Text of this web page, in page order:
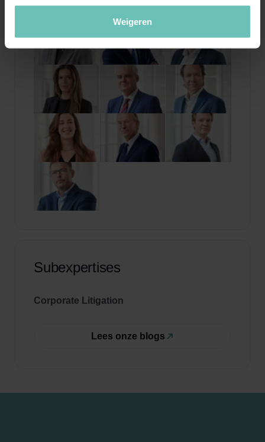
Weigeren
Subexpertises
Corporate Litigation
Lees onze blogs